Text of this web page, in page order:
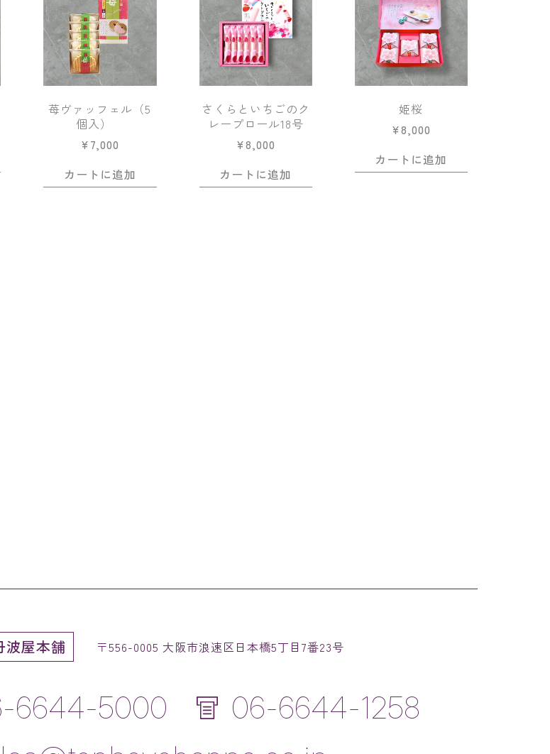
苺ヴァッフェル（5
個入）
¥7,000
カートに追加
さくらといちごのク
レープロール18号
¥8,000
カートに追加
姫桜
¥8,000
カートに追加
波屋本舗 〒556-0005 大阪市浪速区日本橋5丁目7番23号
6644-5000
06-6644-1258